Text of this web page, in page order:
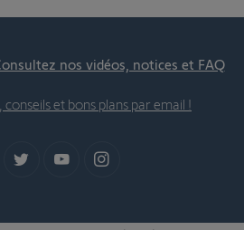
nos vidéos, notices et FAQ
et bons plans par email !